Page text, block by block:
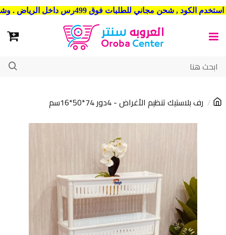
شحن مجاني للطلبات فوق 499رس داخل الرياض . وشحن الي جميع مدن المملكة العربية السعودية
رف بلاستيك تنظيم الأغراض - 4دور 74*50*16سم